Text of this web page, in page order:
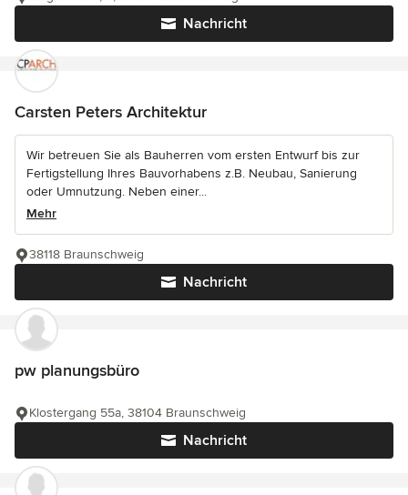
Nachricht
Carsten Peters Architektur
Wir betreuen Sie als Bauherren vom ersten Entwurf bis zur
Fertigstellung Ihres Bauvorhabens z.B. Neubau, Sanierung
oder Umnutzung. Neben einer...
Mehr
Nachricht
38118 Braunschweig
pw planungsbüro
Nachricht
Klostergang 55a, 38104 Braunschweig